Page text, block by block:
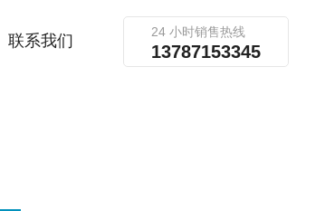
24 小时销售热线
13787153345
联系我们